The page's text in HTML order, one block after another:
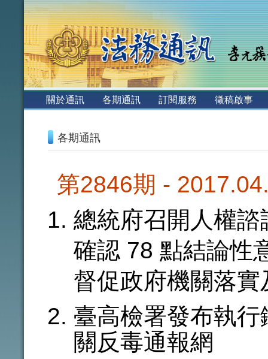
關於通訊 各期通訊 訂閱服務
徵稿啟事
各期通訊
第2846期 -
總統府召開人權
確認 78 點結論性
督促政府機關落
臺高檢署發布執
關反毒通報網